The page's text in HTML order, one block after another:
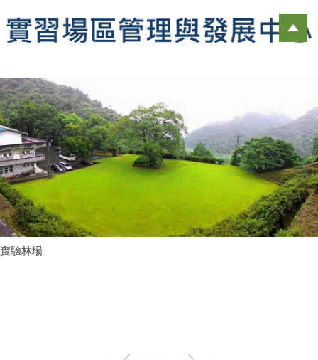
到
主
容
區
實驗林場